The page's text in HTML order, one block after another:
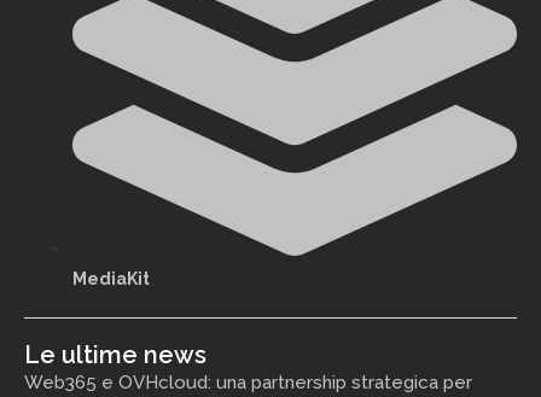
MediaKit
Le ultime news
Web365 e OVHcloud: una partnership strategica per